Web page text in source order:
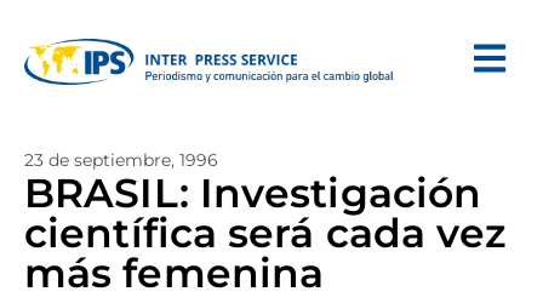
23 de septiembre, 1996
BRASIL: Investigación
científica será cada vez
más femenina